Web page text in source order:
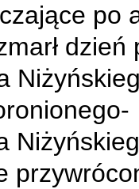
po
dzień